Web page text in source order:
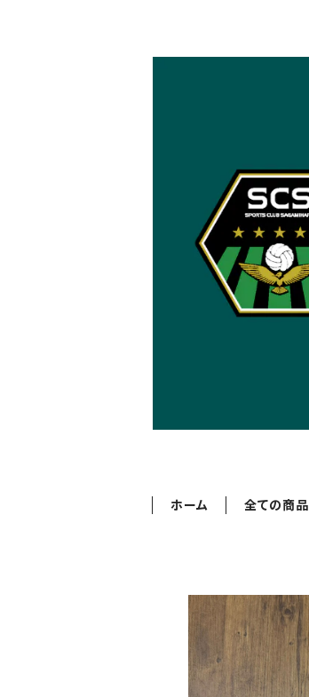
ホーム 全ての商品